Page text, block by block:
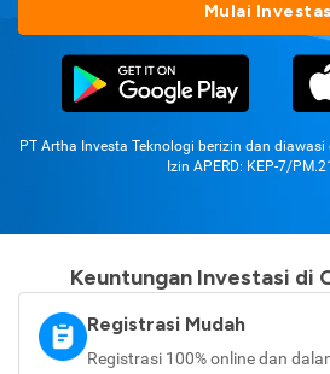
Mulai
PT Artha Investa Teknologi berizin dan
Izin APERD: KEP-7/
Keuntungan Investasi di
Registrasi Mudah
Registrasi 100% online dan